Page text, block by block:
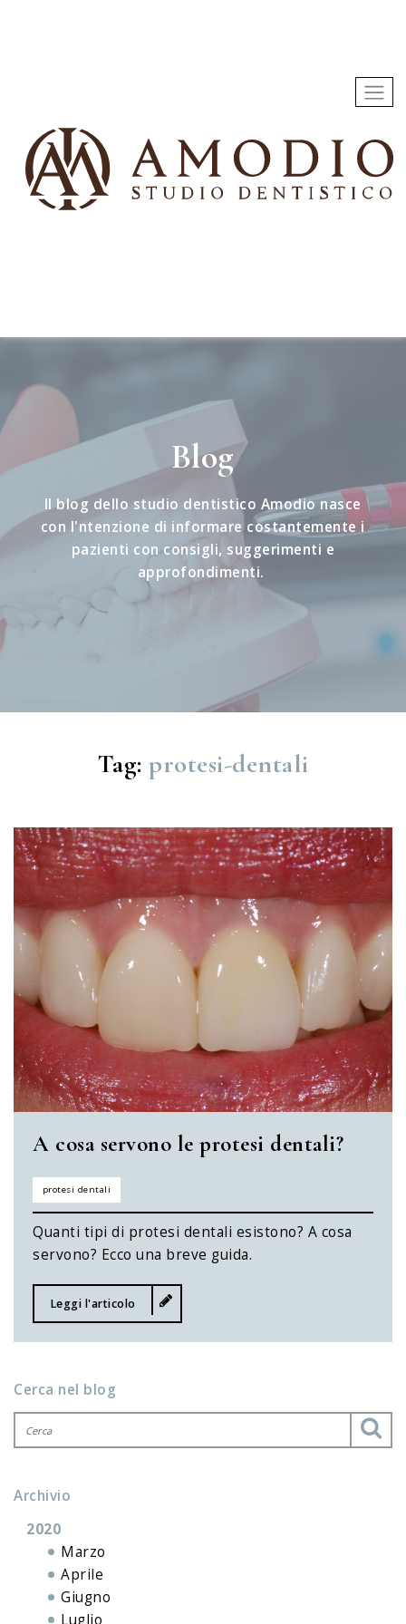
Blog
Il blog dello studio dentistico Amodio nasce
con l'ntenzione di informare costantemente i
pazienti con consigli, suggerimenti e
approfondimenti.
Tag: protesi-dentali
A cosa servono le protesi dentali?
protesi dentali
Quanti tipi di protesi dentali esistono? A cosa
servono? Ecco una breve guida.
Leggi l'articolo
Cerca nel blog
Archivio
2020
Marzo
Aprile
Giugno
Luglio